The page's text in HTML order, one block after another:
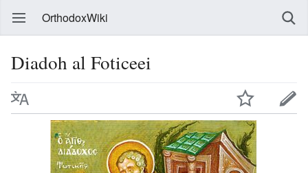
OrthodoxWiki
Diadoh al Foticeei